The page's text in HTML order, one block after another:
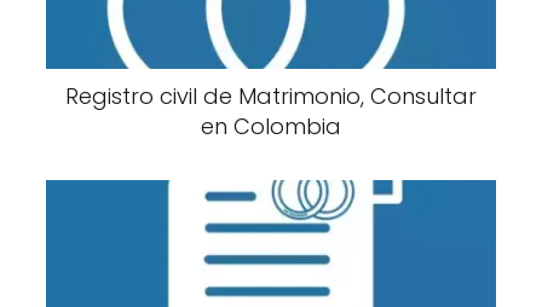
Registro civil de Matrimonio, Consultar
en Colombia